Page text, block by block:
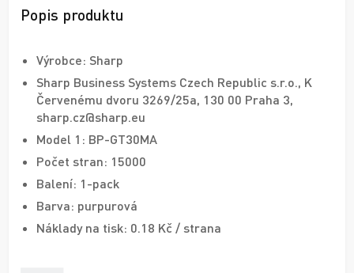
Popis produktu
Výrobce: Sharp
Sharp Business Systems Czech Republic s.r.o., K
Červenému dvoru 3269/25a, 130 00 Praha 3,
sharp.cz@sharp.eu
Model 1: BP-GT30MA
Počet stran: 15000
Balení: 1-pack
Barva: purpurová
Náklady na tisk: 0.18 Kč / strana